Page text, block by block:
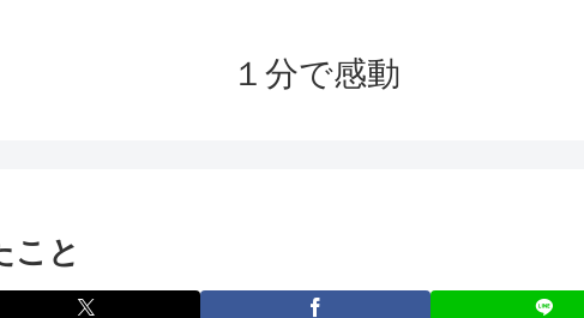
１分で感動
こと